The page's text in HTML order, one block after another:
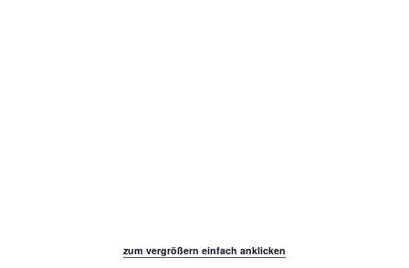
zum vergrößern einfach anklicken